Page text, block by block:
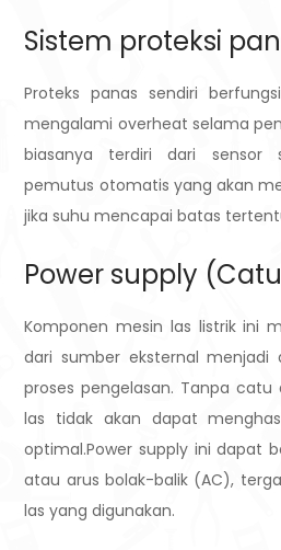
Sistem proteksi
Proteks panas sendiri
mengalami overheat selama
biasanya terdiri dari sensor
pemutus otomatis yang akan
jika suhu mencapai batas
Power supply
Komponen mesin las listrik ini
dari sumber eksternal menjadi
proses pengelasan. Tanpa
las tidak akan dapat
optimal.Power supply ini dapat
atau arus bolak-balik (AC),
las yang digunakan.